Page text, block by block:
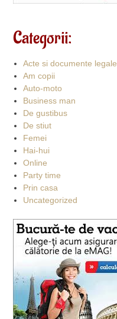
Categorii:
Acte si documente legale
Am copii
Auto-moto
Business man
De gustibus
De stiut
Femei
Hai-hui
Online
Party time
Prin casa
Uncategorized